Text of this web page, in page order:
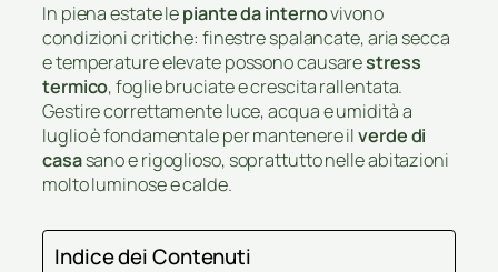
In piena estate lepiante da internovivono
condizioni critiche: finestre spalancate, aria secca
e temperature elevate possono causarestress
termico, foglie bruciate e crescita rallentata.
Gestire correttamente luce, acqua e umidità a
luglio è fondamentale per mantenere ilverde di
casasano e rigoglioso, soprattutto nelle abitazioni
molto luminose e calde.
Indice dei Contenuti